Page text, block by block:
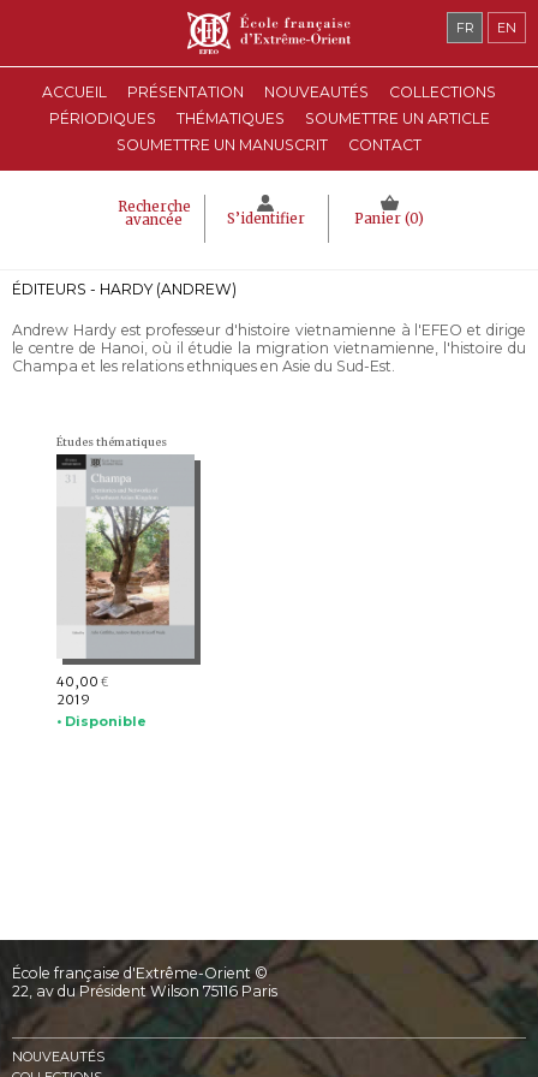
ACCUEIL PRÉSENTATION NOUVEAUTÉS
COLLECTIONS
PÉRIODIQUES
THÉMATIQUES
SOUMETTRE UN ARTICLE
SOUMETTRE UN MANUSCRIT
CONTACT
Recherche
avancée S’identifier Panier (0)
FR EN
ÉDITEURS - HARDY (ANDREW)
Andrew Hardy est professeur d'histoire vietnamienne à l'EFEO et dirige
le centre de Hanoi, où il étudie la migration vietnamienne, l'histoire du
Champa et les relations ethniques en Asie du Sud-Est.
Études thématiques
40,00 €
2019
• Disponible
École française d'Extrême-Orient ©
22, av du Président Wilson 75116 Paris
NOUVEAUTÉS